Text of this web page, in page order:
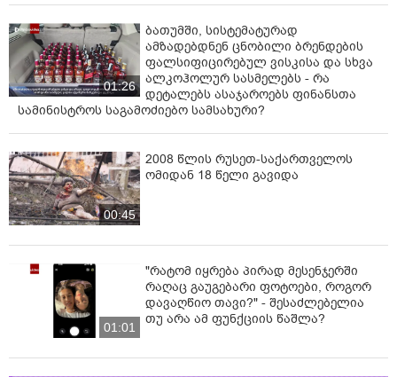
01:26
ბათუმში, სისტემატურად
ამზადებდნენ ცნობილი ბრენდების
ფალსიფიცირებულ ვისკისა და სხვა
ალკოჰოლურ სასმელებს - რა
დეტალებს ასაჯაროებს ფინანსთა
სამინისტროს საგამოძიებო სამსახური?
00:45
2008 წლის რუსეთ-საქართველოს
ომიდან 18 წელი გავიდა
01:01
"რატომ იყრება პირად მესენჯერში
რაღაც გაუგებარი ფოტოები, როგორ
დავაღწიო თავი?" - შესაძლებელია
თუ არა ამ ფუნქციის წაშლა?